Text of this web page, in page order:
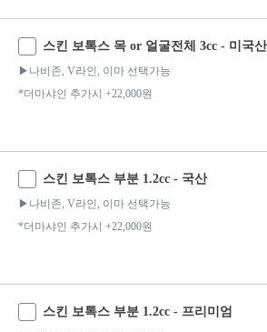
스킨 보톡스 목 or 얼굴전체 3cc - 미국산
▶나비존, V라인, 이마 선택가능
*더마샤인 추가시 +22,000원
스킨 보톡스 부분 1.2cc - 국산
▶나비존, V라인, 이마 선택가능
*더마샤인 추가시 +22,000원
스킨 보톡스 부분 1.2cc - 프리미엄